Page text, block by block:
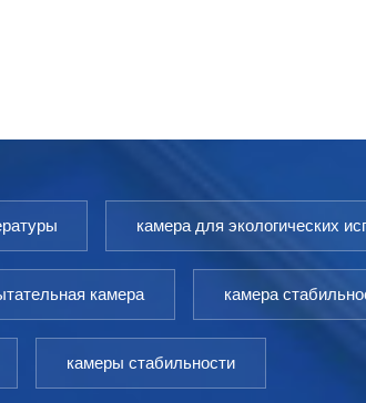
камера для экологических
камера камера
камеры стабильности